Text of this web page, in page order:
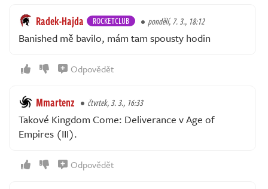
Radek-Hajda ROCKETCLUB pondělí, 7. 3., 18:12
Banished mě bavilo, mám tam spousty hodin
Odpovědět
Mmartenz čtvrtek, 3. 3., 16:33
Takové Kingdom Come: Deliverance v Age of
Empires (III).
Odpovědět